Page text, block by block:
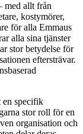
med allt från
kostymörer,
för alla Emmaus
alla sina tjänster
stor betydelse för
eftersträvar.
en specifik
stor roll för en
organisation och